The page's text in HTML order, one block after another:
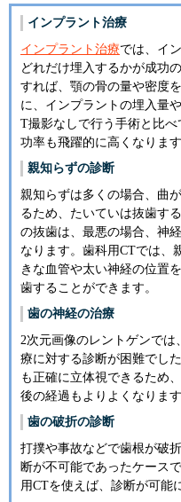
インプラント治療
インプラント治療では、イ
どれだけ埋入するかが成功
すれば、顎の骨の量や密度
に、インプラントの埋入量
T撮影なしで行う手術と比
功率も飛躍的に高くなります
親知らずの診断
親知らずは多くの場合、曲
るため、たいていは抜歯す
の抜歯は、最悪の場合、神
なります。歯科用CTでは、
きな血管や太い神経の位置
歯することができます。
歯の神経の治療
2次元画像のレントゲンで
療に対する診断が困難でし
も正確に立体視できるため
後の経過もよりよくなります
歯の破折の診断
打撲や事故などで歯根が破
断が不可能であったケース
用CTを使えば、診断が可能